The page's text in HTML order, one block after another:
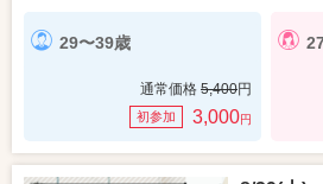
29〜39歳
通常価格 5,400円
初参加 3,000円